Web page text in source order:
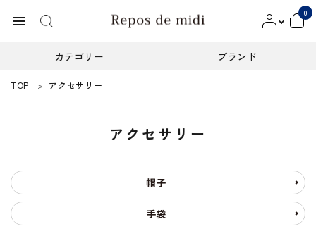
menu
0
カテゴリー ブランド
ACCOUNT MENU
person 新規会員登録
TOP アクセサリー
アクセサリー
帽子
手袋